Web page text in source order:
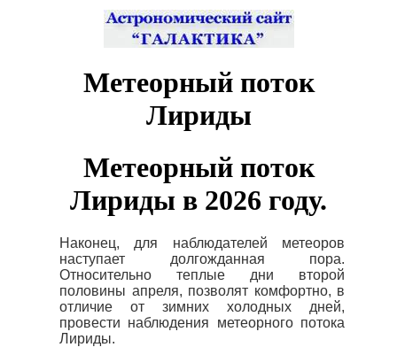
Метеорный поток
Лириды
Метеорный поток
Лириды в 2026 году.
Наконец, для наблюдателей метеоров
наступает долгожданная пора.
Относительно теплые дни второй
половины апреля, позволят комфортно, в
отличие от зимних холодных дней,
провести наблюдения метеорного потока
Лириды.